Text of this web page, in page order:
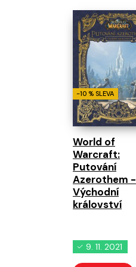
-10 % SLEVA
World of
Warcraft:
Putování
Azerothem -
Východní
království
9. 11. 2021